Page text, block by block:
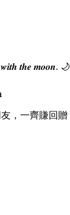
𝒕𝒉𝒆 𝒎𝒐𝒐𝒏. 🌙
，一齊賺回贈